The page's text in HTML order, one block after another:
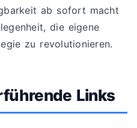
ab sofort macht
die eigene
zu revolutionieren.
Links